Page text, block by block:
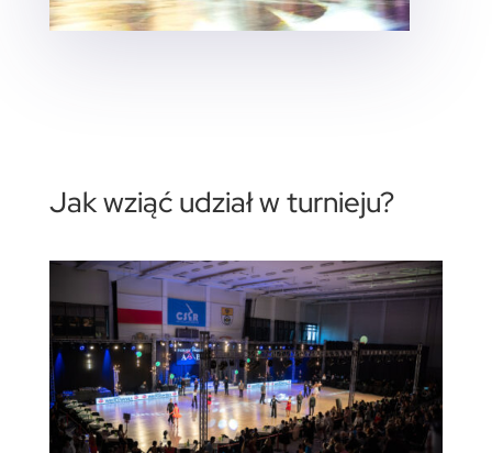
Jak wziąć udział w turnieju?